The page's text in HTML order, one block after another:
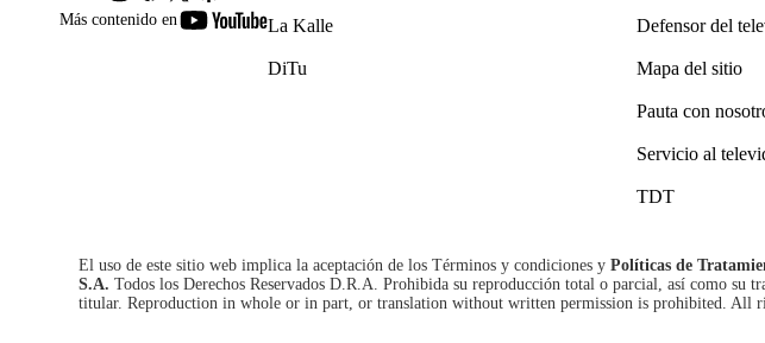
Más contenido en
youtube-
La Kalle
DiTu
Defensor del
Mapa del sitio
Pauta con
Servicio al
TDT
El uso de este sitio web implica la aceptación de los Términos y condiciones y Políticas de
S.A. Todos los Derechos Reservados D.R.A. Prohibida su reproducción total o parcial, así como su
titular. Reproduction in whole or in part, or translation without written permission is prohibited. All